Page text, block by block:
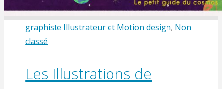
graphiste Illustrateur et Motion design, Non
classé
Les Illustrations de